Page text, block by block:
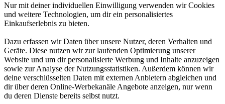
Nur mit deiner individuellen Einwilligung verwenden wir Cookies
und weitere Technologien, um dir ein personalisiertes
Einkaufserlebnis zu bieten.
Dazu erfassen wir Daten über unsere Nutzer, deren Verhalten und
Geräte. Diese nutzen wir zur laufenden Optimierung unserer
Website und um dir personalisierte Werbung und Inhalte anzuzeigen
sowie zur Analyse der Nutzungsstatistiken. Außerdem können wir
deine verschlüsselten Daten mit externen Anbietern abgleichen und
dir über deren Online-Werbekanäle Angebote anzeigen, nur wenn
du deren Dienste bereits selbst nutzt.